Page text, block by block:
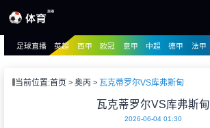
播
足球直播 英超 西甲 欧冠 意甲 中超 德甲 法甲
当前位置:首页 奥丙 瓦克蒂罗尔VS库弗斯甸
瓦克蒂罗尔VS库弗斯甸
2026-06-04 01:30